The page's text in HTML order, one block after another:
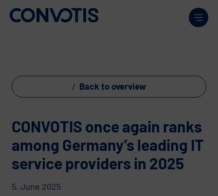
Skip to content
Back to overview
CONVOTIS once again ranks
among Germany’s leading IT
service providers in 2025
5. June 2025